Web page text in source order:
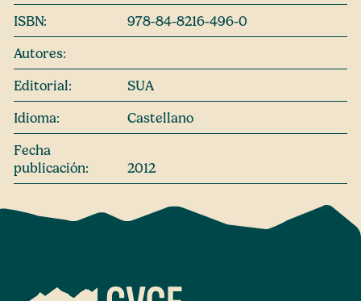
ISBN:
978-84-8216-496-0
Autores:
Editorial:
SUA
Idioma:
Castellano
Fecha
publicación:
2012